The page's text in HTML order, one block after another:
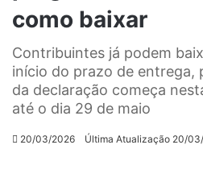
como baixar
Contribuintes já podem
início do prazo de entrega,
da declaração começa
até o dia 29 de maio
20/03/2026 Última Atualização 20/